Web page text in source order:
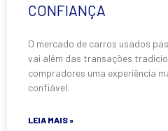
CONFIANÇA
O mercado de carros usados
vai além das transações
compradores uma experiência
confiável.
LEIA MAIS »